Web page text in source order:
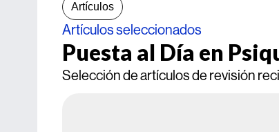
Artículos
Artículos seleccionados
Puesta al Día en
Selección de artículos de revisión